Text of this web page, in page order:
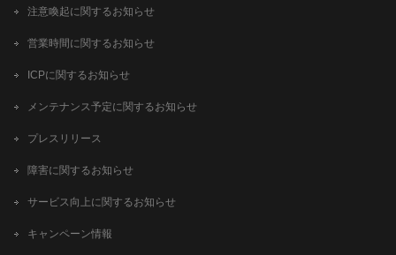
注意喚起に関するお知らせ
営業時間に関するお知らせ
ICPに関するお知らせ
メンテナンス予定に関するお知らせ
プレスリリース
障害に関するお知らせ
サービス向上に関するお知らせ
キャンペーン情報